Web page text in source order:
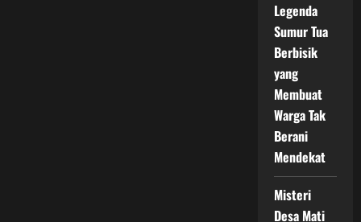
Legenda
Sumur Tua
Berbisik
yang
Membuat
Warga Tak
Berani
Mendekat
Misteri
Desa Mati